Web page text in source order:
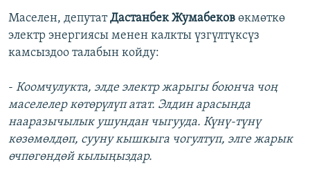
Маселен, депутатДастанбек Жумабеков өкмөткө
электр энергиясы менен калкты үзгүлтүксүз
камсыздоо талабын койду:
- Коомчулукта, элде электр жарыгы боюнча чоң
маселелер көтөрүлүп атат. Элдин арасында
нааразычылык ушундан чыгууда. Күнү-түнү
көзөмөлдөп, сууну кышкыга чогултуп, элге жарык
өчпөгөндөй кылыңыздар.